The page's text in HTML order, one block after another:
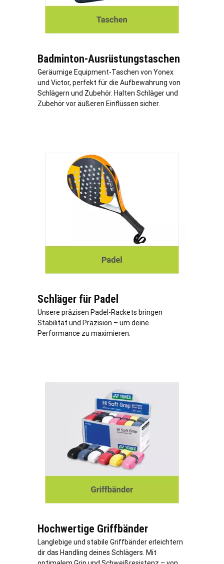
Badminton-Ausrüstungstaschen
Geräumige Equipment-Taschen von Yonex
und Victor, perfekt für die Aufbewahrung von
Schlägern und Zubehör. Halten Schläger und
Zubehör vor äußeren Einflüssen sicher.
Schläger für Padel
Unsere präzisen Padel-Rackets bringen
Stabilität und Präzision – um deine
Performance zu maximieren.
Hochwertige Griffbänder
Langlebige und stabile Griffbänder erleichtern
dir das Handling deines Schlägers. Mit